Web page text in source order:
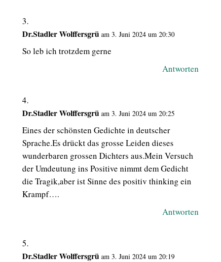
Dr.Stadler Wolffersgrü am 3. Juni 2024 um 20:30
So leb ich trotzdem gerne
Antworten
Dr.Stadler Wolffersgrü am 3. Juni 2024 um 20:25
Eines der schönsten Gedichte in deutscher
Sprache.Es drückt das grosse Leiden dieses
wunderbaren grossen Dichters aus.Mein Versuch
der Umdeutung ins Positive nimmt dem Gedicht
die Tragik,aber ist Sinne des positiv thinking ein
Krampf….
Antworten
Dr.Stadler Wolffersgrü am 3. Juni 2024 um 20:19